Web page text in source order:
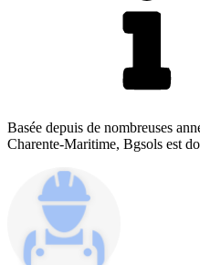
Basée depuis de nombreuses
Charente-Maritime, Bgsols est